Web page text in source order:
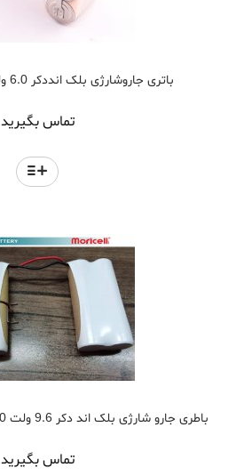
باتری جاروشارژی بلک انددکر 6.0 ولت 1500 میلی آمپر
تماس بگیرید
باطری جارو شارژی بلک اند دکر 9.6 ولت 1500 میلی آمپر بلک انددکر
تماس بگیرید